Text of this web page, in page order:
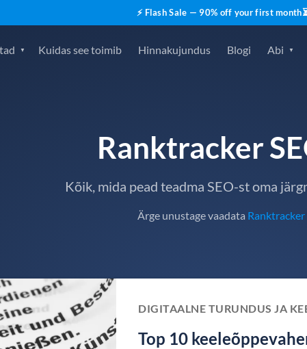
⚡ Flash Sale — 90% off your first month
Kuidas see toimib Hinnakujundus Blogi Abi
Ranktracker
Kõik, mida pead teadma SEO-st oma
Ärge unustage vaadata Ranktracker
DIGITAALNE TURUNDUS JA
Top 10